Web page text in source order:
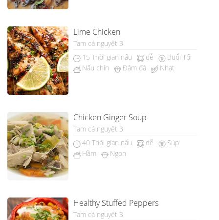
Lime Chicken
Tam cá nguyệt 3
15 Thời gian nấu
dễ
Buổi Tối
Nấu chín
Đậm đà Nhạt
Chicken Ginger Soup
Tam cá nguyệt 3
40 Thời gian nấu
dễ
Súp
Hầm
Ngon
Healthy Stuffed Peppers
Tam cá nguyệt 3